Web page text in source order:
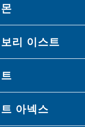
리 이스트
아넥스